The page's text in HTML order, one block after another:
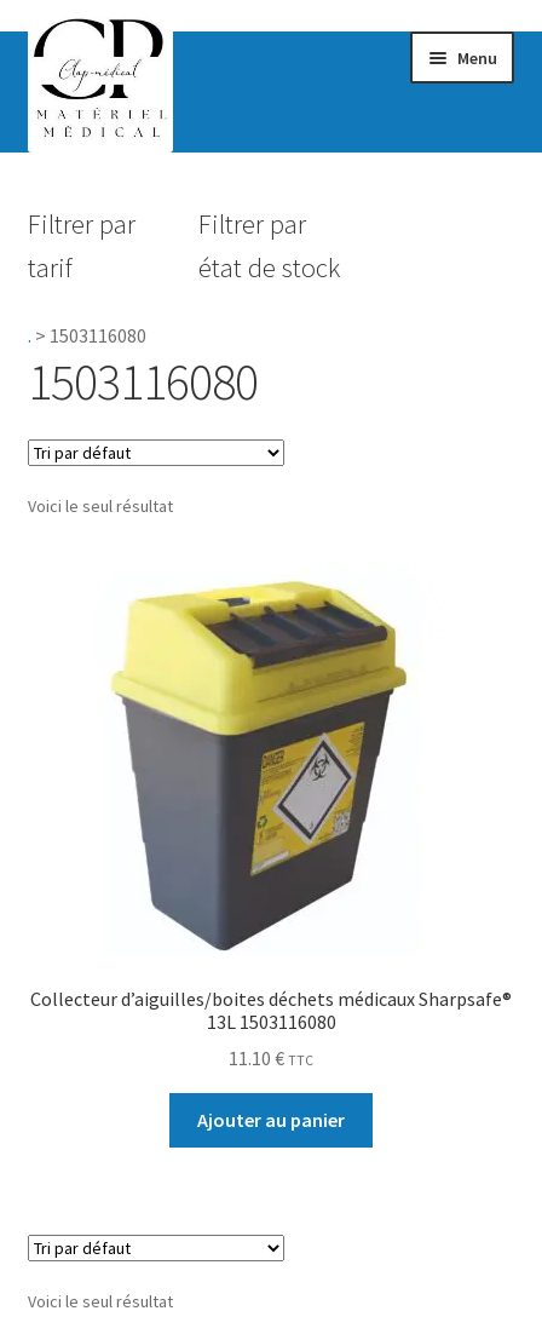
Menu
Hygiène
Accessoires Salle de bain
0.00 €
Filtrer par
tarif
Filtrer par
état de stock
. > 1503116080
1503116080
Voici le seul résultat
Collecteur d’aiguilles/boites déchets médicaux Sharpsafe®
13L 1503116080
11.10 € TTC
Ajouter au panier
Voici le seul résultat